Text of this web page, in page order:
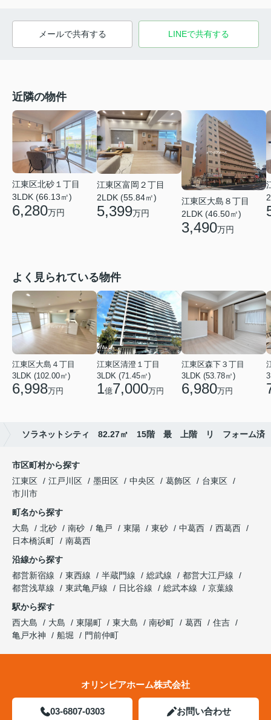
メールで共有する LINEで共有する
近隣の物件
江東区北砂１丁目
3LDK (66.13㎡)
6,280万円
江東区富岡２丁目
2LDK (55.84㎡)
5,399万円
江東区大島８丁目
2LDK (46.50㎡)
3,490万円
よく見られている物件
江東区大島４丁目
3LDK (102.00㎡)
6,998万円
江東区清澄１丁目
3LDK (71.45㎡)
1億7,000万円
江東区森下３丁目
3LDK (53.78㎡)
6,980万円
ソラネットシティ 82.27㎡ 15階 最 上階 リ フォーム済
市区町村から探す
江東区
江戸川区 墨田区 中央区 葛飾区
台東区
市川市
町名から探す
大島
北砂 南砂 亀戸 東陽 東砂 中葛西
西葛西
日本橋浜町
南葛西
沿線から探す
都営新宿線
東西線 半蔵門線 総武線
都営大江戸線
都営浅草線
東武亀戸線 日比谷線 総武本線
京葉線
駅から探す
西大島
大島 東陽町 東大島 南砂町 葛西
住吉
亀戸水神
船堀 門前仲町
オリンピアホーム株式会社
03-6807-0303 お問い合わせ